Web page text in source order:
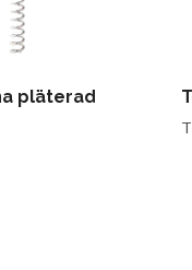
pläterad